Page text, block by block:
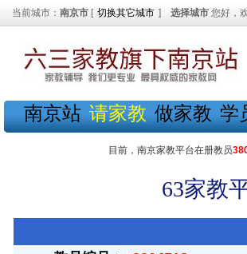
当前城市： 南京市 [ 切换其它城市 ] 选择城市 您好，
南京站 请家教 做家教 学
目前，南京家教平台在册教员
63家教